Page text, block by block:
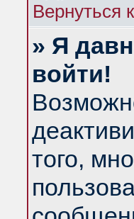
Вернуться
» Я
войти!
того,